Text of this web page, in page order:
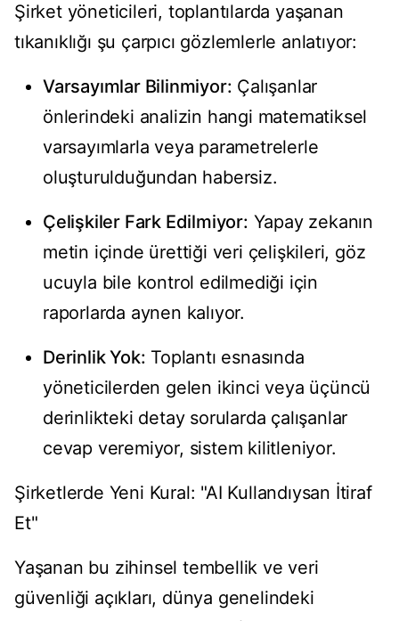
Şirket yöneticileri, toplantılarda yaşanan
tıkanıklığı şu çarpıcı gözlemlerle anlatıyor:
Varsayımlar Bilinmiyor: Çalışanlar
önlerindeki analizin hangi matematiksel
varsayımlarla veya parametrelerle
oluşturulduğundan habersiz.
Çelişkiler Fark Edilmiyor: Yapay zekanın
metin içinde ürettiği veri çelişkileri, göz
ucuyla bile kontrol edilmediği için
raporlarda aynen kalıyor.
Derinlik Yok: Toplantı esnasında
yöneticilerden gelen ikinci veya üçüncü
derinlikteki detay sorularda çalışanlar
cevap veremiyor, sistem kilitleniyor.
Şirketlerde Yeni Kural: "AI Kullandıysan İtiraf
Et"
Yaşanan bu zihinsel tembellik ve veri
güvenliği açıkları, dünya genelindeki